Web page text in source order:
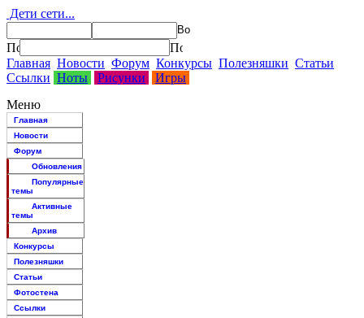
Дети сети...
Главная Новости Форум Конкурсы Полезняшки Статьи
Ссылки Ноты Рисунки
Игры
Меню
Главная
Новости
Форум
Обновления
Популярные
темы
Активные
темы
Архив
Конкурсы
Полезняшки
Статьи
Фотостена
Ссылки